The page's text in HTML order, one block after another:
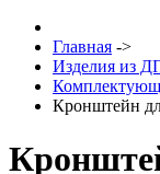
Главная ->
Изделия из
Кронштейн